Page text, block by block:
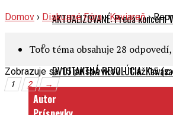
AKTUALIZOVANÉ: Predá
DVOJTAKTNÁ REVOLÚCIA:
Domov › Diskusné Fóra › Kaviareň ›
Toto téma obsahuje 28
Zobrazuje sa 15 príspevkov - 1 až 15
1 2 →
Autor